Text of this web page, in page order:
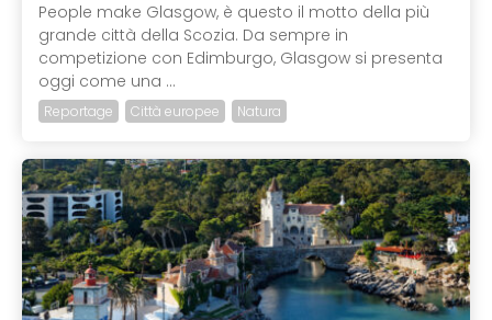
People make Glasgow, è questo il motto della più
grande città della Scozia. Da sempre in
competizione con Edimburgo, Glasgow si presenta
oggi come una ...
Reportage Città europee Natura